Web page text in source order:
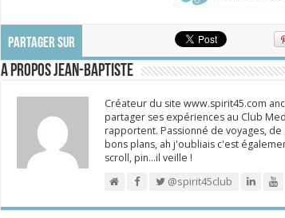
PARTAGER SUR
A propos Jean-Baptiste
Créateur du site www.spirit45.com
partager ses expériences au Club
rapportent. Passionné de voyages,
bons plans, ah j'oubliais c'est
scroll, pin…il veille !
@spirit45club